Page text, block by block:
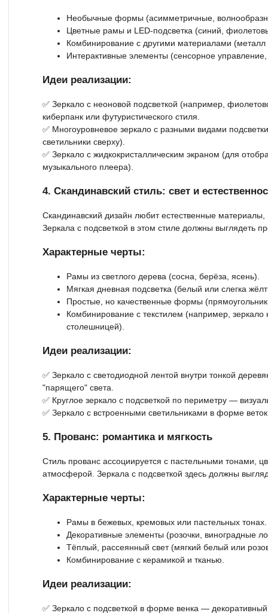
Необычные формы (асимметричные,
Цветные рамы и LED-подсветка (синий,
Комбинирование с другими материалами (металл
Интерактивные элементы (сенсорное
Идеи реализации:
✅ Зеркало с неоновой подсветкой (например,
киберпанк или футуристического стиля.
✅ Многоуровневое зеркало с разными видами
светильники сверху).
✅ Зеркало с жидкокристаллическим экраном (для
музыкального плеера).
4. Скандинавский стиль: свет и
Скандинавский дизайн любит естественные
Зеркала с подсветкой в этом стиле должны выглядеть
Характерные черты:
Рамы из светлого дерева (сосна, берёза, ясень).
Мягкая дневная подсветка (белый или слегка
Простые, но качественные формы
Комбинирование с текстилем (например,
столешницей).
Идеи реализации:
✅ Зеркало с светодиодной лентой внутри тонкой
"парящего" света.
✅ Круглое зеркало с подсветкой по периметру —
✅ Зеркало с встроенными светильниками в форме
5. Прованс: романтика и мягкость
Стиль прованс ассоциируется с пастельными тонами,
атмосферой. Зеркала с подсветкой здесь должны
Характерные черты:
Рамы в бежевых, кремовых или пастельных тонах.
Декоративные элементы (розочки, виноградные
Тёплый, рассеянный свет (мягкий белый или
Комбинирование с керамикой и тканью.
Идеи реализации:
✅ Зеркало с подсветкой в форме венка —